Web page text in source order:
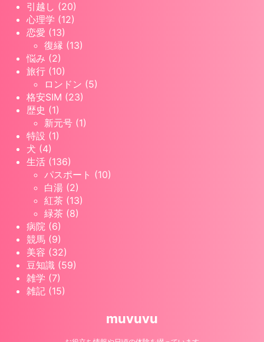
引越し (20)
心理学 (12)
恋愛 (13)
復縁 (13)
悩み (2)
旅行 (10)
ロンドン (5)
格安SIM (23)
歴史 (1)
新元号 (1)
特設 (1)
犬 (4)
生活 (136)
パスポート (10)
白湯 (2)
紅茶 (13)
緑茶 (8)
病院 (6)
競馬 (9)
美容 (32)
豆知識 (59)
雑学 (7)
雑記 (15)
muvuvu